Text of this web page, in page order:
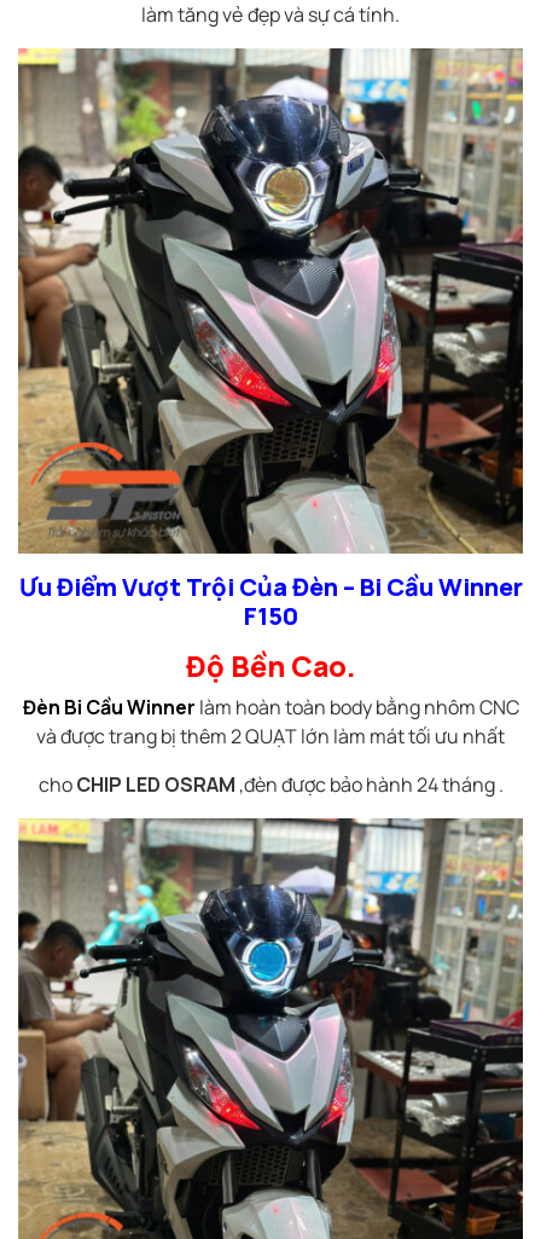
làm tăng vẻ đẹp và sự cá tính.
Ưu Điểm Vượt Trội Của Đèn – Bi Cầu Winner
F150
Độ Bền Cao.
Đèn Bi Cầu Winner làm hoàn toàn body bằng nhôm CNC
và được trang bị thêm 2 QUẠT lớn làm mát tối ưu nhất
choCHIP LED OSRAM ,đèn được bảo hành 24 tháng .